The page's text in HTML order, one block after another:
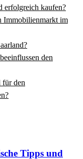
erfolgreich kaufen?
Immobilienmarkt im
den
für den
Tipps und